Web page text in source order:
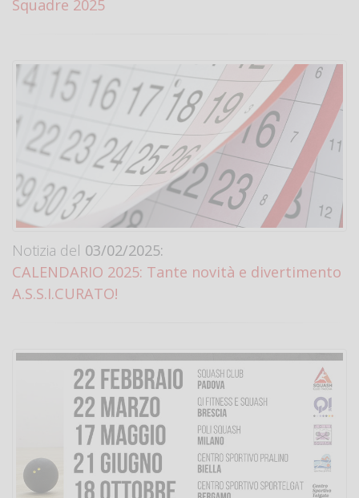
Squadre 2025
Notizia del 03/02/2025:
CALENDARIO 2025: Tante novità e divertimento
A.S.S.I.CURATO!